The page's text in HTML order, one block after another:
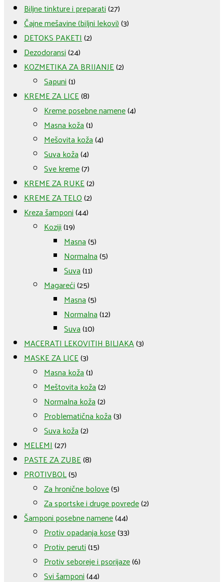
vera
++,
limunov
sok
i
etarsko
ulje
quantity
Biljne tinkture i preparati(27)
Čajne mešavine (biljni lekovi)(3)
DETOKS PAKETI(2)
Dezodoransi(24)
KOZMETIKA ZA BRIJANJE(2)
Sapuni(1)
KREME ZA LICE(8)
Kreme posebne namene(4)
Masna koža(1)
Mešovita koža(4)
Suva koža(4)
Sve kreme(7)
KREME ZA RUKE(2)
KREME ZA TELO(2)
Kreza šamponi(44)
Koziji(19)
Masna(5)
Normalna(5)
Suva(11)
Magareći(25)
Masna(5)
Normalna(12)
Suva(10)
MACERATI LEKOVITIH BILJAKA(3)
MASKE ZA LICE(3)
Masna koža(1)
Meštovita koža(2)
Normalna koža(2)
Problematična koža(3)
Suva koža(2)
MELEMI(27)
PASTE ZA ZUBE(8)
PROTIVBOL(5)
Za hronične bolove(5)
Za sportske i druge povrede(2)
Šamponi posebne namene(44)
Protiv opadanja kose(33)
Protiv peruti(15)
Protiv seboreje i psorijaze(6)
Svi šamponi(44)